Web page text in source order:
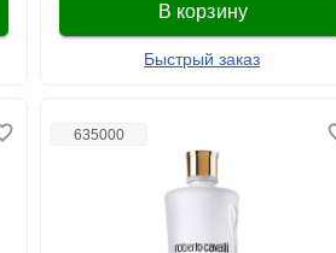
В корзину
Быстрый заказ
635000